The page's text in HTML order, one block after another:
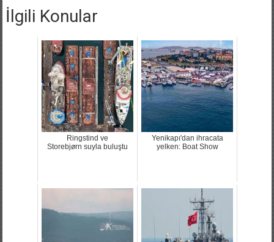
İlgili Konular
Ringstind ve
Storebjørn suyla buluştu
Yenikapı'dan ihracata
yelken: Boat Show